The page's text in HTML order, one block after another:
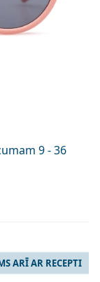
9 - 36
ARĪ AR RECEPTI